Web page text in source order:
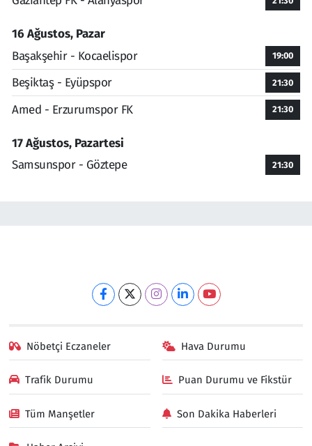
16 Ağustos, Pazar
Başakşehir - Kocaelispor
19:00
Beşiktaş - Eyüpspor 21:30
Amed - Erzurumspor FK 21:30
17 Ağustos, Pazartesi
Samsunspor - Göztepe
21:30
Nöbetçi Eczaneler Hava Durumu
Trafik Durumu Puan Durumu ve Fikstür
Tüm Manşetler Son Dakika Haberleri